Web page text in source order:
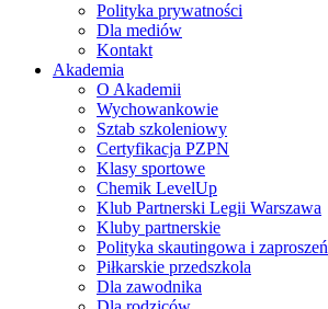
Polityka prywatności
Dla mediów
Kontakt
Akademia
O Akademii
Wychowankowie
Sztab szkoleniowy
Certyfikacja PZPN
Klasy sportowe
Chemik LevelUp
Klub Partnerski Legii Warszawa
Kluby partnerskie
Polityka skautingowa i zaproszeń
Piłkarskie przedszkola
Dla zawodnika